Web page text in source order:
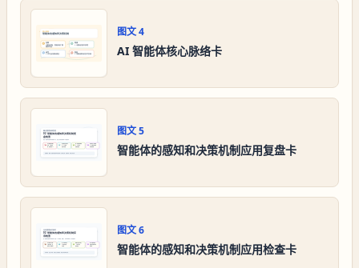
图文4
AI 智能体核心脉络卡
图文5
智能体的感知和决策机制应用复盘卡
图文6
智能体的感知和决策机制应用检查卡